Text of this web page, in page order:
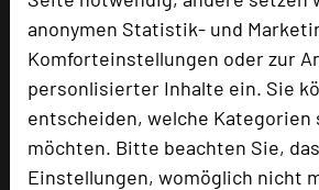
anonymen Statistik- und
Komforteinstellungen oder zur
personlisierter Inhalte ein. Sie
entscheiden, welche Kategorien
möchten. Bitte beachten Sie,
Einstellungen, womöglich nicht
Hotel bewerten
Hoteldaten